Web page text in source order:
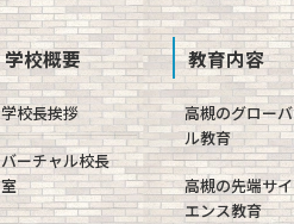
学校概要
学校長挨拶
バーチャル校長
室
教育内容
高槻のグローバ
ル教育
高槻の先端サイ
エンス教育